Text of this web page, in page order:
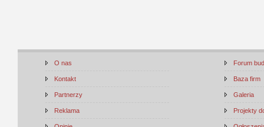
O nas
Kontakt
Partnerzy
Reklama
Forum
Baza firm
Galeria
Projekty